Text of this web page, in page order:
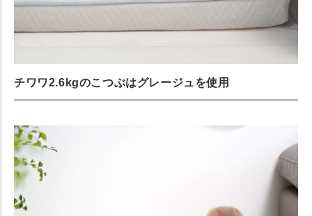
チワワ2.6kgのこつぶはグレージュを使用